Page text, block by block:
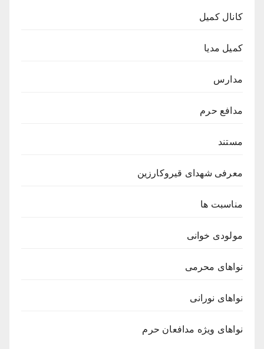
کانال کمیل
کمیل مدیا
مدارس
مدافع حرم
مستند
معرفی شهدای قیروکارزین
مناسبت ها
مولودی خوانی
نواهای محرمی
نواهای نورانی
نواهای ویژه مدافعان حرم